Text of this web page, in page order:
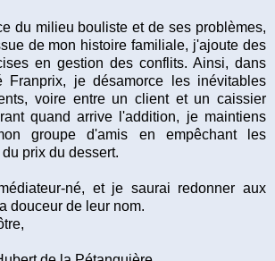
du milieu bouliste et de ses problèmes,
de mon histoire familiale, j'ajoute des
en gestion des conflits. Ainsi, dans
Franprix, je désamorce les inévitables
voire entre un client et un caissier
quand arrive l'addition, je maintiens
groupe d'amis en empêchant les
prix du dessert.
né, et je saurai redonner aux
douceur de leur nom.